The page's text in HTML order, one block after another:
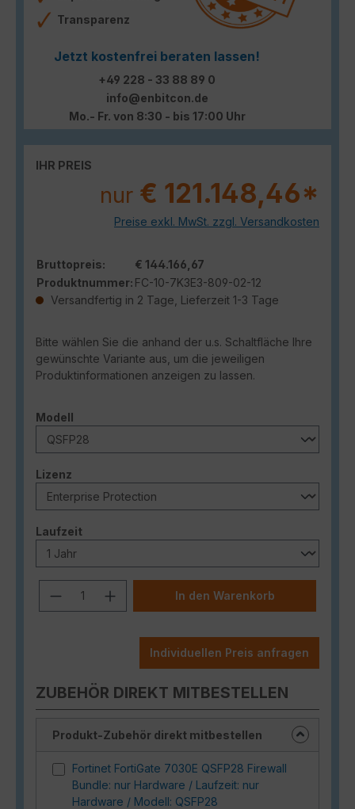
Transparenz
Jetzt kostenfrei beraten lassen!
+49 228 - 33 88 89 0
info@enbitcon.de
Mo.- Fr. von 8:30 - bis 17:00 Uhr
IHR PREIS
nur € 121.148,46*
Preise exkl. MwSt. zzgl. Versandkosten
Bruttopreis:
€ 144.166,67
Produktnummer: FC-10-7K3E3-809-02-12
Versandfertig in 2 Tage, Lieferzeit 1-3 Tage
Bitte wählen Sie die anhand der u.s. Schaltfläche Ihre
gewünschte Variante aus, um die jeweiligen
Produktinformationen anzeigen zu lassen.
Modell
Lizenz
Laufzeitauswählen
Produkt Anzahl: Gib den
In den Warenkorb
Individuellen Preis anfragen
ZUBEHÖR DIREKT MITBESTELLEN
Produkt-Zubehör direkt mitbestellen
Fortinet FortiGate 7030E QSFP28 Firewall
Bundle: nur Hardware / Laufzeit: nur
Hardware / Modell: QSFP28